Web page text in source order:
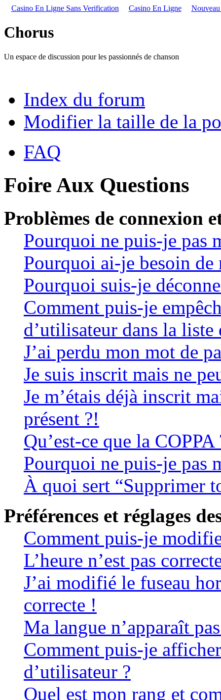
Casino En Ligne Sans Verification Casino En Ligne
Chorus
Un espace de discussion pour les passionnés de chanson
Index du forum
Modifier la taille de la
FAQ
Foire Aux Questions
Problèmes de connexion
Pourquoi ne puis-je pas
Pourquoi ai-je besoin de
Pourquoi suis-je
Comment puis-je
d’utilisateur dans la
J’ai perdu mon mot de
Je suis inscrit mais ne
Je m’étais déjà inscrit
présent ?!
Qu’est-ce que la COPPA
Pourquoi ne puis-je pas
À quoi sert “Supprimer
Préférences et réglages
Comment puis-je
L’heure n’est pas
J’ai modifié le fuseau
correcte !
Ma langue n’apparaît
Comment puis-je
d’utilisateur ?
Quel est mon rang et